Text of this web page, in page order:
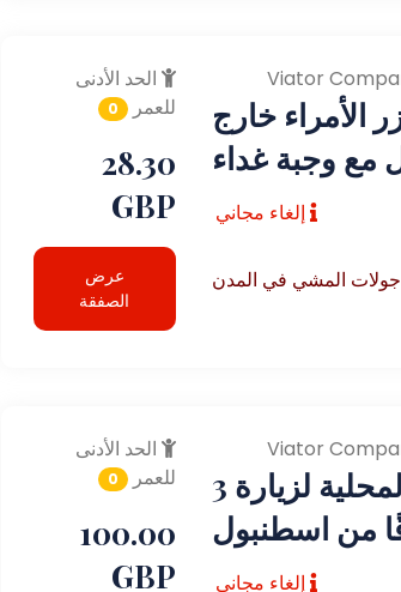
الأمراء خارج
مع وجبة غداء
إلغاء مجاني
جولات المشي في المدن
الحد الأدنى
للعمر
0
28.30
GBP
عرض
الصفقة
جولة تذوق الأطعمة المحلية لزيارة 3
من اسطنبول
إلغاء مجاني
الحد الأدنى
للعمر
0
100.00
GBP